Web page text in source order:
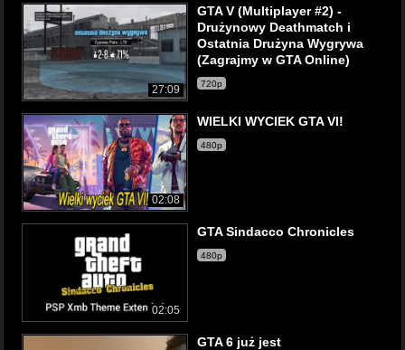
27:09
GTA V (Multiplayer #2) -
Drużynowy Deathmatch i
Ostatnia Drużyna Wygrywa
(Zagrajmy w GTA Online)
720p
02:08
WIELKI WYCIEK GTA VI!
480p
02:05
GTA Sindacco Chronicles
480p
GTA 6 już jest